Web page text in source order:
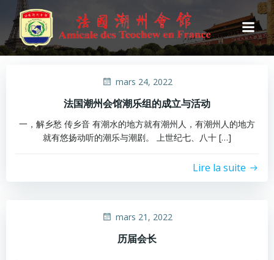
au
contenu
mars 24, 2022
法国潮州会馆潮乐组的成立与活动
一，解乡愁 传乡音 有潮水的地方就有潮州人，有潮州人的地方
就有悠扬动听的潮乐与潮剧。 上世纪七、八十 […]
Lire la suite
mars 21, 2022
历届会长